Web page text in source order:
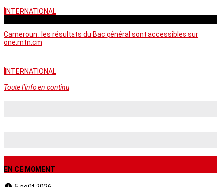
INTERNATIONAL
Cameroun : les résultats du Bac général sont accessibles sur
one.mtn.cm
INTERNATIONAL
Toute l’info en continu
EN CE MOMENT